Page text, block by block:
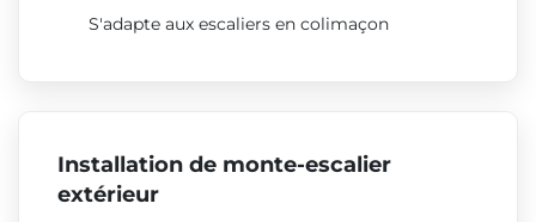
S'adapte aux escaliers en colimaçon
Installation de monte-escalier
extérieur